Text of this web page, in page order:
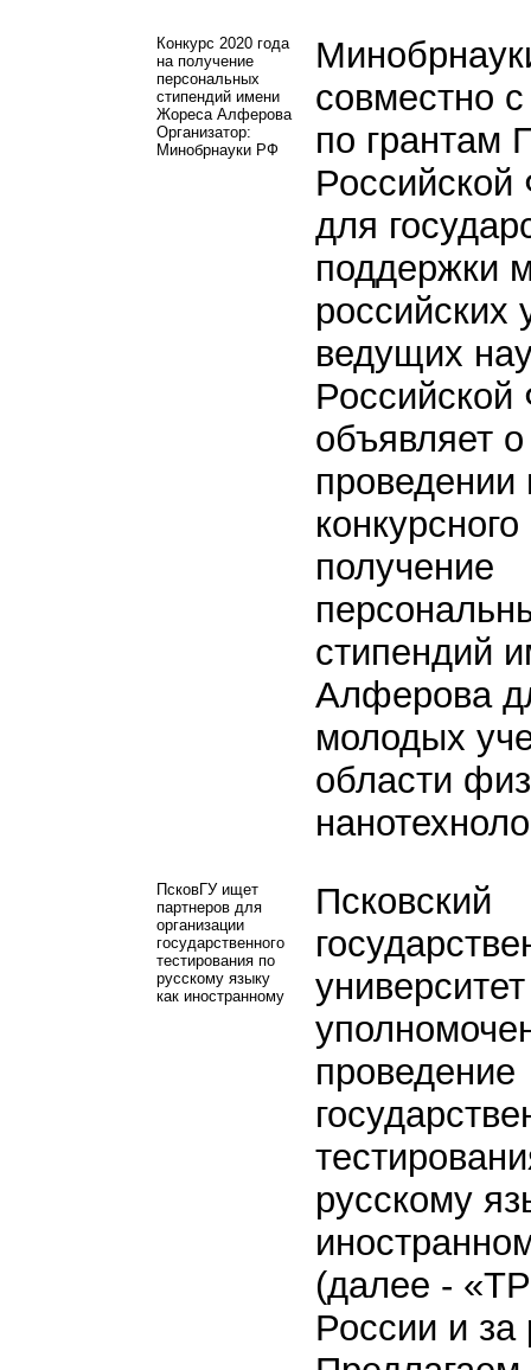
Конкурс 2020 года
на получение
персональных
стипендий имени
Жореса Алферова
Организатор:
Минобрнауки РФ
совместно
по грантам
для
поддержки
российских
ведущих
объявляет о
проведении
получение
стипендий
Алферова
молодых
области
ПсковГУ ищет
партнеров для
организации
государственного
тестирования по
русскому языку
как иностранному
Псковский
университет
проведение
русскому
(далее -
России и